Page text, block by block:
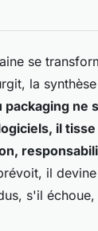
se
la
ne
il
il
s'il